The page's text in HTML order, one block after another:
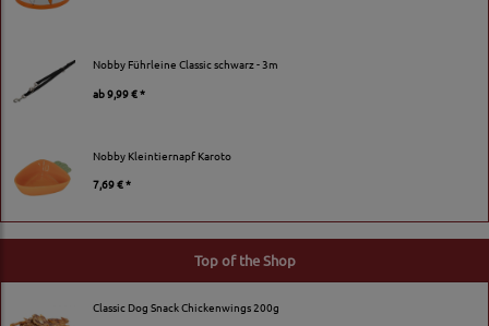
Nobby Führleine Classic schwarz - 3m
ab9,99 € *
Nobby Kleintiernapf Karoto
7,69 € *
Top of the Shop
Classic Dog Snack Chickenwings 200g